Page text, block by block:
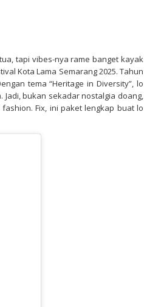
tapi vibes-nya rame banget kayak
Kota Lama Semarang 2025. Tahun
tema “Heritage in Diversity”, lo
bukan sekadar nostalgia doang,
Fix, ini paket lengkap buat lo